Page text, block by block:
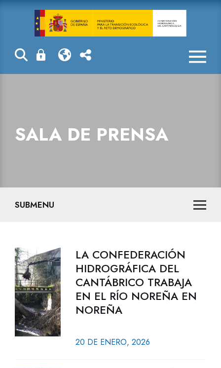
Sala de prensa
SALA DE PRENSA
SUBMENU
LA CONFEDERACIÓN
HIDROGRÁFICA DEL
CANTÁBRICO TRABAJA
EN EL RÍO NOREÑA EN
NOREÑA
20 DE ENERO, 2026